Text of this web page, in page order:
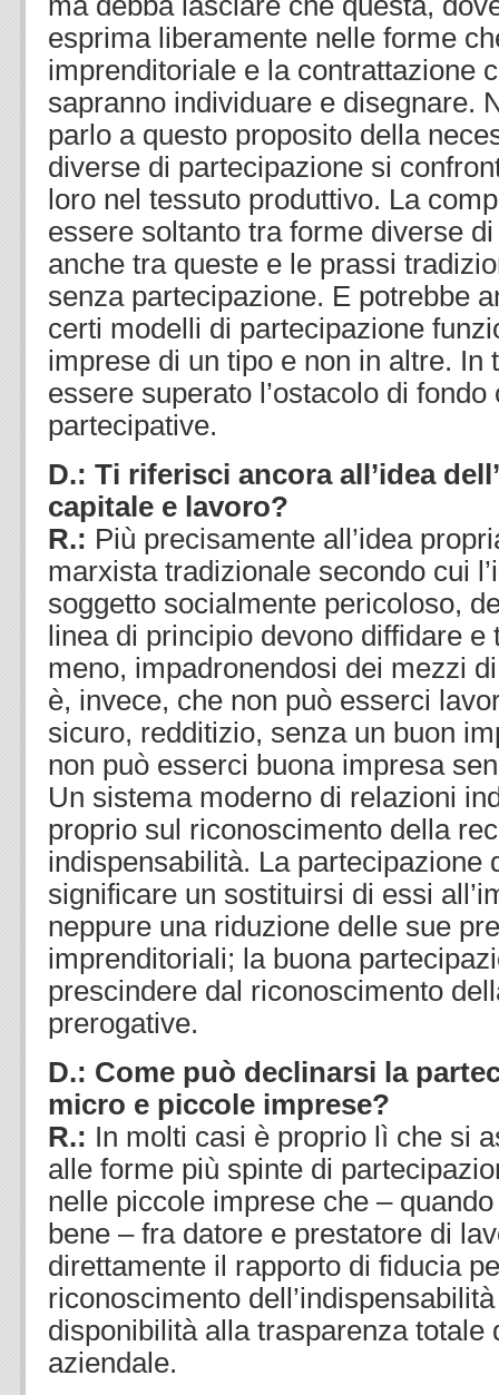
esprima liberamente nelle forme
imprenditoriale e la contrattazione
sapranno individuare e disegnare.
parlo a questo proposito della
diverse di partecipazione si
loro nel tessuto produttivo. La
essere soltanto tra forme diverse
anche tra queste e le prassi
senza partecipazione. E potrebbe
certi modelli di partecipazione
imprese di un tipo e non in altre. In
essere superato l’ostacolo di
partecipative.
D.: Ti riferisci ancora all’idea
capitale e lavoro?
R.: Più precisamente all’idea
marxista tradizionale secondo cui
soggetto socialmente pericoloso,
linea di principio devono diffidare e
meno, impadronendosi dei mezzi
è, invece, che non può esserci
sicuro, redditizio, senza un buon
non può esserci buona impresa
Un sistema moderno di relazioni
proprio sul riconoscimento della
indispensabilità. La partecipazione
significare un sostituirsi di essi
neppure una riduzione delle sue
imprenditoriali; la buona
prescindere dal riconoscimento
prerogative.
D.: Come può declinarsi la
micro e piccole imprese?
R.: In molti casi è proprio lì che si
alle forme più spinte di
nelle piccole imprese che –
bene – fra datore e prestatore di
direttamente il rapporto di fiducia
riconoscimento
disponibilità alla trasparenza totale
aziendale.